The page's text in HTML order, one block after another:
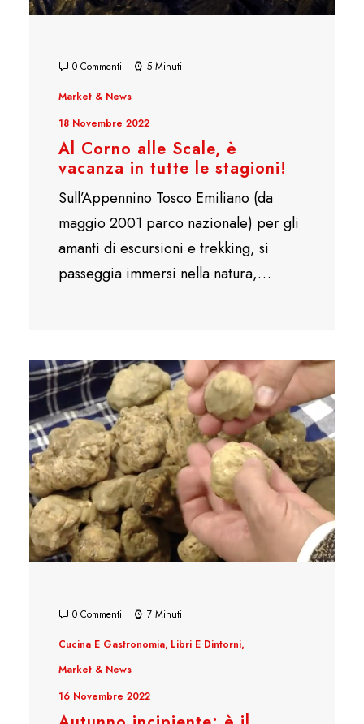
0 Commenti 5 Minuti
Market & News
18 Novembre 2022
Al Corno alle Scale, è
vacanza in tutte le stagioni!
Sull’Appennino Tosco Emiliano (da
maggio 2001 parco nazionale) per gli
amanti di escursioni e trekking, si
passeggia immersi nella natura,…
0 Commenti 7 Minuti
Cucina E Gastronomia, Libri E Dintorni,
Market & News
16 Novembre 2022